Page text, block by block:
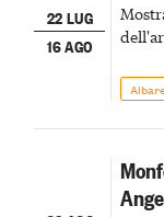
22 LUG
16 AGO